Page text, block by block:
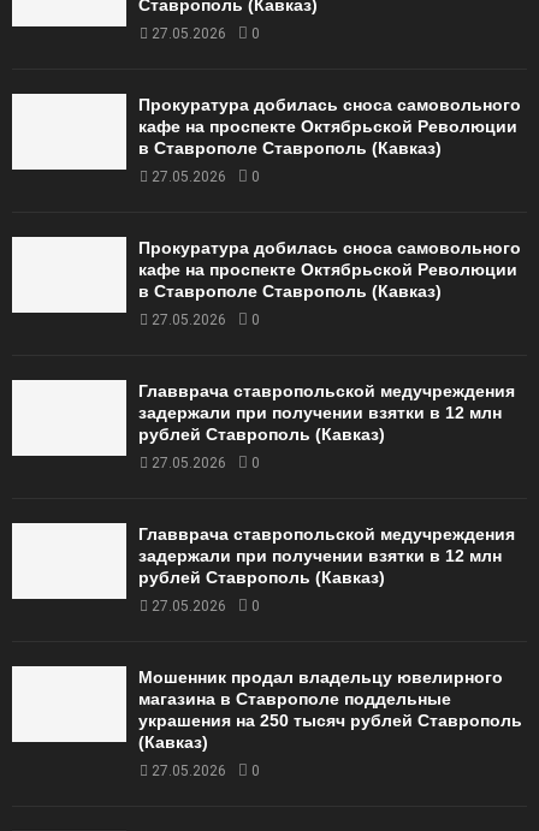
Ставрополь (Кавказ)
27.05.2026 0
Прокуратура добилась сноса самовольного
кафе на проспекте Октябрьской Революции
в Ставрополе Ставрополь (Кавказ)
27.05.2026 0
Прокуратура добилась сноса самовольного
кафе на проспекте Октябрьской Революции
в Ставрополе Ставрополь (Кавказ)
27.05.2026 0
Главврача ставропольской медучреждения
задержали при получении взятки в 12 млн
рублей Ставрополь (Кавказ)
27.05.2026 0
Главврача ставропольской медучреждения
задержали при получении взятки в 12 млн
рублей Ставрополь (Кавказ)
27.05.2026 0
Мошенник продал владельцу ювелирного
магазина в Ставрополе поддельные
украшения на 250 тысяч рублей Ставрополь
(Кавказ)
27.05.2026 0